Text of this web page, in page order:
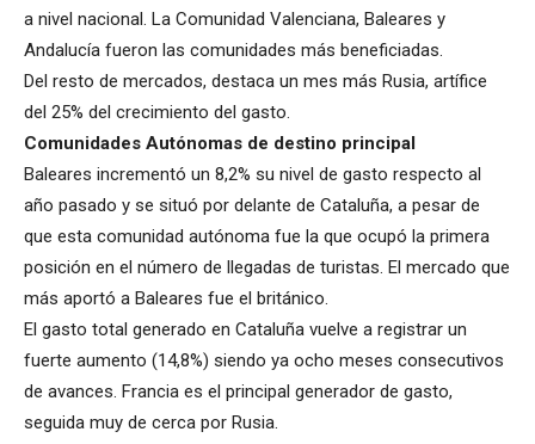
a nivel nacional. La Comunidad Valenciana, Baleares y
Andalucía fueron las comunidades más beneficiadas.
Del resto de mercados, destaca un mes más Rusia, artífice
del 25% del crecimiento del gasto.
Comunidades Autónomas de destino principal
Baleares incrementó un 8,2% su nivel de gasto respecto al
año pasado y se situó por delante de Cataluña, a pesar de
que esta comunidad autónoma fue la que ocupó la primera
posición en el número de llegadas de turistas. El mercado que
más aportó a Baleares fue el británico.
El gasto total generado en Cataluña vuelve a registrar un
fuerte aumento (14,8%) siendo ya ocho meses consecutivos
de avances. Francia es el principal generador de gasto,
seguida muy de cerca por Rusia.